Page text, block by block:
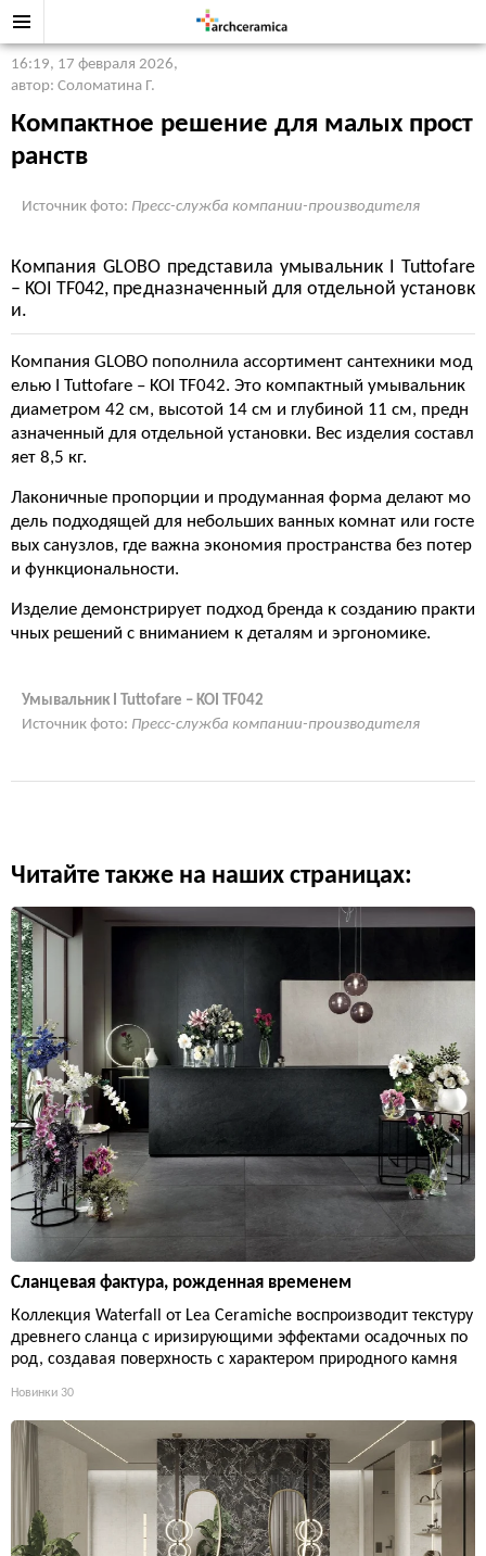
16:19, 17 февраля 2026,
автор: Соломатина Г.
Компактное решение для малых прост
ранств
Источник фото: Пресс-служба компании-производителя
Компания GLOBO представила умывальник I Tuttofare
– KOI TF042, предназначенный для отдельной установк
и.
Компания GLOBO пополнила ассортимент сантехники мод
елью I Tuttofare – KOI TF042. Это компактный умывальник
диаметром 42 см, высотой 14 см и глубиной 11 см, предн
азначенный для отдельной установки. Вес изделия составл
яет 8,5 кг.
Лаконичные пропорции и продуманная форма делают мо
дель подходящей для небольших ванных комнат или госте
вых санузлов, где важна экономия пространства без потер
и функциональности.
Изделие демонстрирует подход бренда к созданию практи
чных решений с вниманием к деталям и эргономике.
Умывальник I Tuttofare – KOI TF042
Источник фото: Пресс-служба компании-производителя
Читайте также на наших страницах:
Сланцевая фактура, рожденная временем
Коллекция Waterfall от Lea Ceramiche воспроизводит текстуру
древнего сланца с иризирующими эффектами осадочных по
род, создавая поверхность с характером природного камня
Новинки 30